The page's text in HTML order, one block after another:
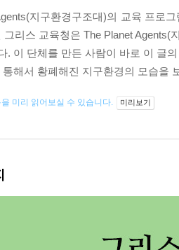
지구환경구조대)의 교육 프로
그리스 교육청은 The Planet
. 이 단체를 만든 사람이 바로 이 글
통해서 황폐해진 지구환경의 모습을
미리 읽어보실 수 있습니다. 미리보기